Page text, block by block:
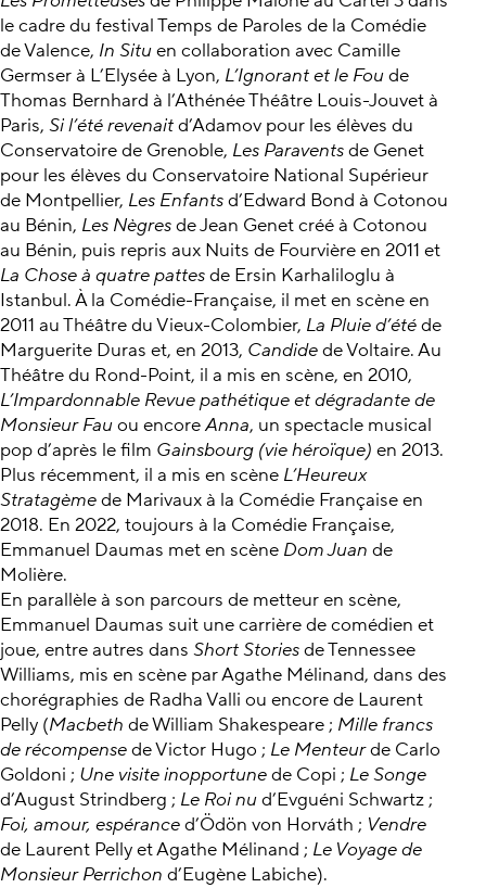
le cadre du festival Temps de Paroles de la Comédie
de Valence, In Situen collaboration avec Camille
Germser à L’Elysée à Lyon, L’Ignorant et le Foude
Thomas Bernhard à l’Athénée Théâtre Louis-Jouvet à
Paris, Si l’été revenaitd’Adamov pour les élèves du
Conservatoire de Grenoble, Les Paraventsde Genet
pour les élèves du Conservatoire National Supérieur
de Montpellier, Les Enfantsd’Edward Bond à Cotonou
au Bénin, Les Nègresde Jean Genet créé à Cotonou
au Bénin, puis repris aux Nuits de Fourvière en 2011 et
La Chose à quatre pattesde Ersin Karhaliloglu à
Istanbul. À la Comédie-Française, il met en scène en
2011 au Théâtre du Vieux-Colombier, La Pluie d’étéde
Marguerite Duras et, en 2013, Candidede Voltaire. Au
Théâtre du Rond-Point, il a mis en scène, en 2010,
L’Impardonnable Revue pathétique et dégradante de
Monsieur Fauou encoreAnna, un spectacle musical
pop d’après le film Gainsbourg (vie héroïque) en 2013.
Plus récemment, il a mis en scène L’Heureux
Stratagèmede Marivaux à la Comédie Française en
2018. En 2022, toujours à la Comédie Française,
Emmanuel Daumas met en scène Dom Juan de
Molière.
En parallèle à son parcours de metteur en scène,
Emmanuel Daumas suit une carrière de comédien et
joue, entre autres dans Short Storiesde Tennessee
Williams, mis en scène par Agathe Mélinand, dans des
chorégraphies de Radha Valli ou encore de Laurent
Pelly (Macbeth de William Shakespeare ; Mille francs
de récompensede Victor Hugo ; Le Menteurde Carlo
Goldoni ; Une visite inopportunede Copi ; Le Songe
d’August Strindberg ; Le Roi nud’Evguéni Schwartz ;
Foi, amour, espéranced’Ödön von Horváth ; Vendre
de Laurent Pelly et Agathe Mélinand ; Le Voyage de
Monsieur Perrichon d’Eugène Labiche).